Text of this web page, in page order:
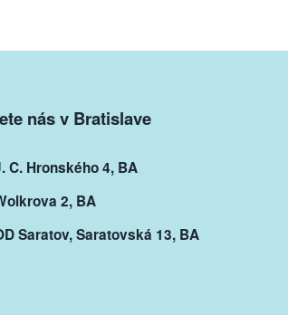
nás v Bratislave
C. Hronského 4, BA
2, BA
Saratov, Saratovská 13, BA